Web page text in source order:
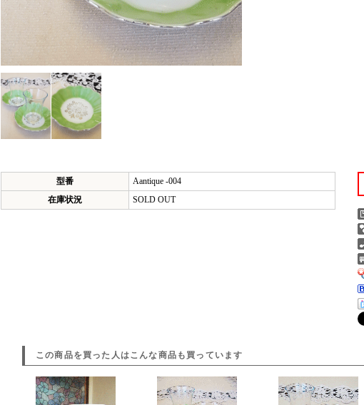
型番
Aantique -004
在庫状況
SOLD OUT
この商品を買った人はこんな商品も買っています